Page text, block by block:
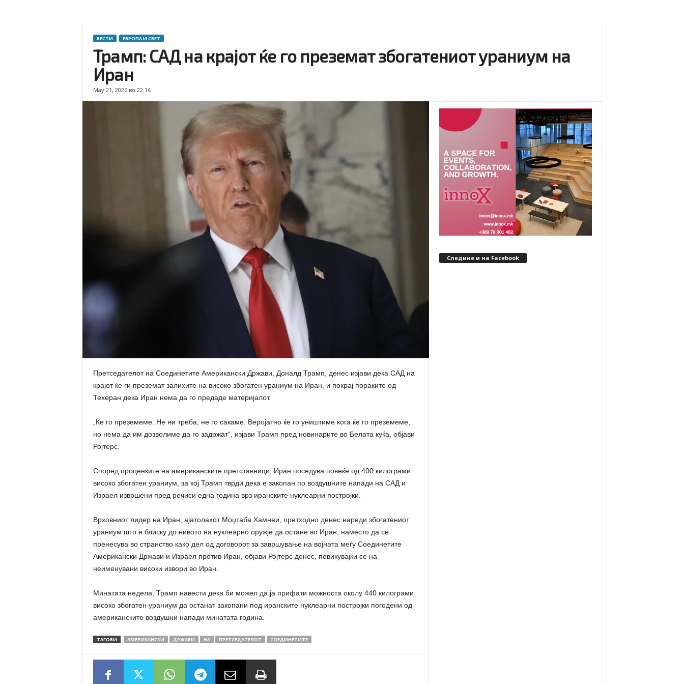
ВЕСТИ ЕВРОПА И СВЕТ
Трамп: САД на крајот ќе го преземат збогатениот ураниум на
Иран
May 21, 2026 во 22:16
Претседателот на Соединетите Американски Држави, Доналд Трамп, денес изјави дека САД на
крајот ќе ги преземат залихите на високо збогатен ураниум на Иран, и покрај пораките од
Техеран дека Иран нема да го предаде материјалот.
„Ќе го преземеме. Не ни треба, не го сакаме. Веројатно ќе го уништиме кога ќе го преземеме,
но нема да им дозволиме да го задржат“, изјави Трамп пред новинарите во Белата куќа, објави
Ројтерс.
Според проценките на американските претставници, Иран поседува повеќе од 400 килограми
високо збогатен ураниум, за кој Трамп тврди дека е закопан по воздушните напади на САД и
Израел извршени пред речиси една година врз иранските нуклеарни постројки.
Врховниот лидер на Иран, ајатолахот Моџтаба Хамнеи, претходно денес нареди збогатениот
ураниум што е блиску до нивото на нуклеарно оружје да остане во Иран, наместо да се
пренесува во странство како дел од договорот за завршување на војната меѓу Соединетите
Американски Држави и Израел против Иран, објави Ројтерс денес, повикувајќи се на
неименувани високи извори во Иран.
Минатата недела, Трамп навести дека би можел да ја прифати можноста околу 440 килограми
високо збогатен ураниум да останат закопани под иранските нуклеарни постројки погодени од
американските воздушни напади минатата година.
ТАГОВИ АМЕРИКАНСКИ ДРЖАВИ НА ПРЕТСЕДАТЕЛОТ СОЕДИНЕТИТЕ
Следине и на Facebook